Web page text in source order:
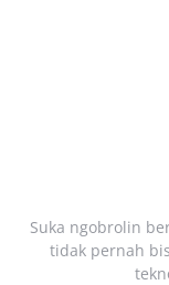
Suka ngobrolin
tidak pernah